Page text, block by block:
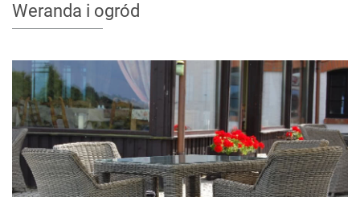
Weranda i ogród